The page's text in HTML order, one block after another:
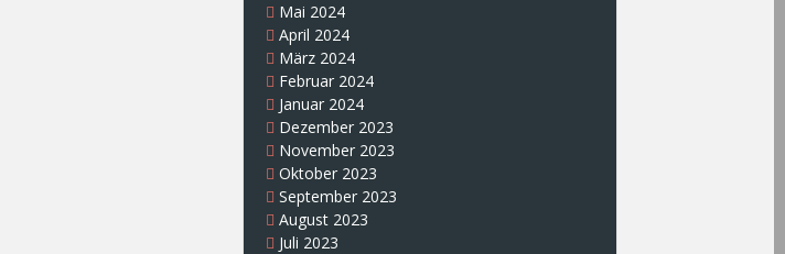
Mai 2024
April 2024
März 2024
Februar 2024
Januar 2024
Dezember 2023
November 2023
Oktober 2023
September 2023
August 2023
Juli 2023